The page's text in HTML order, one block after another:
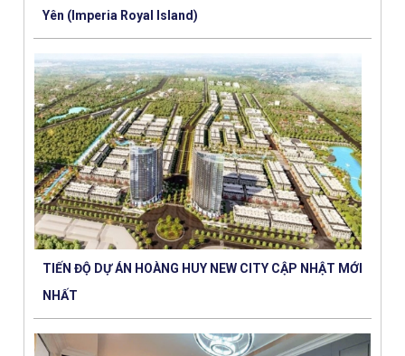
Yên (Imperia Royal Island)
TIẾN ĐỘ DỰ ÁN HOÀNG HUY NEW CITY CẬP NHẬT MỚI
NHẤT